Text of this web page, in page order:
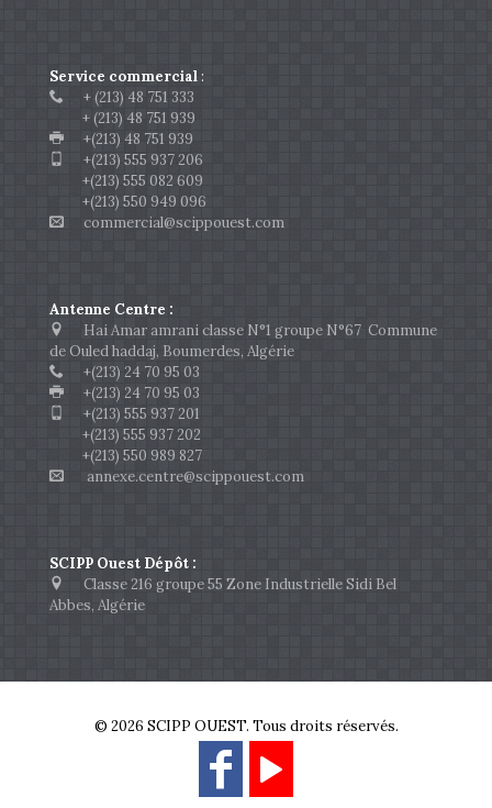
Service commercial:
+ (213) 48 751 333
+ (213) 48 751 939
+(213) 48 751 939
+(213) 555 937 206
+(213) 555 082 609
+(213) 550 949 096
commercial@scippouest.com
Antenne Centre :
Hai Amar amrani classe N°1 groupe N°67 Commune
de Ouled haddaj, Boumerdes, Algérie
+(213) 24 70 95 03
+(213) 24 70 95 03
+(213) 555 937 201
+(213) 555 937 202
+(213) 550 989 827
annexe.centre@scippouest.com
SCIPP Ouest Dépôt :
Classe 216 groupe 55 Zone Industrielle Sidi Bel
Abbes, Algérie
© 2026 SCIPP OUEST. Tous droits réservés.